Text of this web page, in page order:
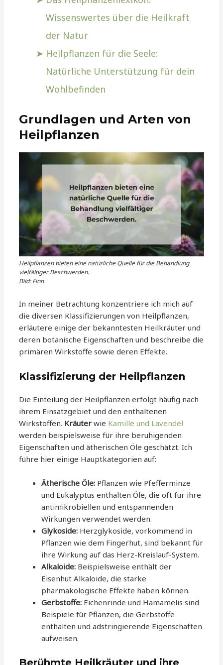
Wissenswertes über die Heilkraft
der Natur
Heilpflanzen für die Seele:
Natürliche Unterstützung für dein
Wohlbefinden
Grundlagen und Arten von
Heilpflanzen
Heilpflanzen bieten eine natürliche Quelle für die Behandlung
vielfältiger Beschwerden.
Bild: Finn
In meiner Betrachtung konzentriere ich mich auf
die diversen Klassifizierungen von Heilpflanzen,
erläutere einige der bekanntesten Heilkräuter und
deren botanische Eigenschaften und beschreibe die
primären Wirkstoffe sowie deren Effekte.
Klassifizierung der Heilpflanzen
Die Einteilung der Heilpflanzen erfolgt häufig nach
ihrem Einsatzgebiet und den enthaltenen
Wirkstoffen. Kräuter wie Kamille und Lavendel
werden beispielsweise für ihre beruhigenden
Eigenschaften und ätherischen Öle geschätzt. Ich
führe hier einige Hauptkategorien auf:
Ätherische Öle: Pflanzen wie Pfefferminze
und Eukalyptus enthalten Öle, die oft für ihre
antimikrobiellen und entspannenden
Wirkungen verwendet werden.
Glykoside: Herzglykoside, vorkommend in
Pflanzen wie dem Fingerhut, sind bekannt für
ihre Wirkung auf das Herz-Kreislauf-System.
Alkaloide: Beispielsweise enthält der
Eisenhut Alkaloide, die starke
pharmakologische Effekte haben können.
Gerbstoffe: Eichenrinde und Hamamelis sind
Beispiele für Pflanzen, die Gerbstoffe
enthalten und adstringierende Eigenschaften
aufweisen.
Berühmte Heilkräuter und ihre